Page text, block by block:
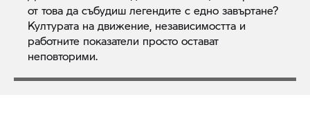
от това да събудиш легендите с едно завъртане?
Културата на движение, независимостта и
работните показатели просто остават
неповторими.